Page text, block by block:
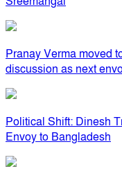
Pranay Verma moved
discussion as next
Political Shift: Dinesh
Envoy to Bangladesh